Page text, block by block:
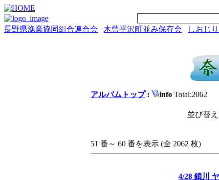
長野県漁業協同組合連合会 木曾平沢町並み保存会 しおじ
アルバムトップ: info Total:2062
並び替
51 番～ 60 番を表示 (全 2062 枚)
4/28 鎖川